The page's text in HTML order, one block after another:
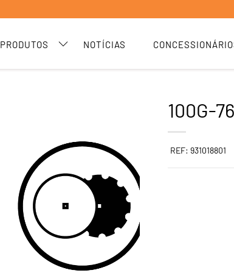
PRODUTOS NOTÍCIAS
100G-
REF: 931018801